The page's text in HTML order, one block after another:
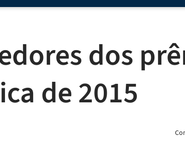
dos
de 2015